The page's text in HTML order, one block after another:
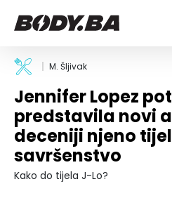
FITNESS
Vježbanje
Mršanje
Discipline
Indoor & Outdoor
BODYBUILDING
Trening i vježbe
Takmičarski
Savjeti
ISHRANA
Dijete
ZDRAVLJE
M. Šljivak
Jennifer Lopez
predstavila novi
deceniji njeno
savršenstvo
Kako do tijela J-Lo?